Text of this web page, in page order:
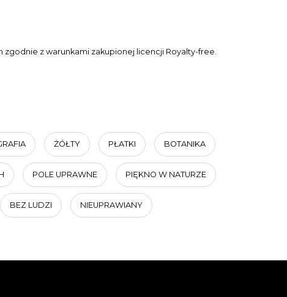
z warunkami zakupionej licencji Royalty-free.
ŻÓŁTY PŁATKI BOTANIKA
POLE UPRAWNE PIĘKNO W NATURZE
BEZ LUDZI NIEUPRAWIANY